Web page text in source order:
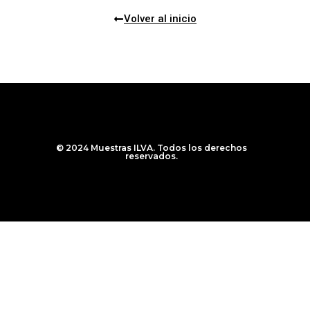
Volver al inicio
© 2024 Muestras ILVA. Todos los derechos
reservados.